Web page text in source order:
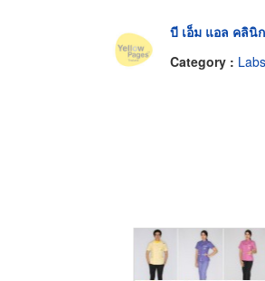
บี เอ็ม แอล คลินิก
Category :